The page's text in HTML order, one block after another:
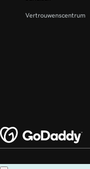
Vertrouwenscentrum